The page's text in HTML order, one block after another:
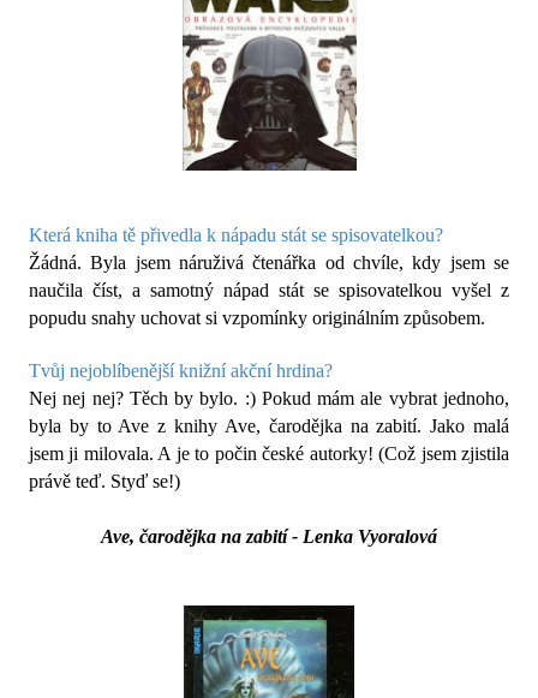
Která kniha tě přivedla k nápadu stát se spisovatelkou?
Žádná. Byla jsem náruživá čtenářka od chvíle, kdy jsem se
naučila číst, a samotný nápad stát se spisovatelkou vyšel z
popudu snahy uchovat si vzpomínky originálním způsobem.
Tvůj nejoblíbenější knižní akční hrdina?
Nej nej nej? Těch by bylo. :) Pokud mám ale vybrat jednoho,
byla by to Ave z knihy Ave, čarodějka na zabití. Jako malá
jsem ji milovala. A je to počin české autorky! (Což jsem zjistila
právě teď. Styď se!)
Ave, čarodějka na zabití - Lenka Vyoralová